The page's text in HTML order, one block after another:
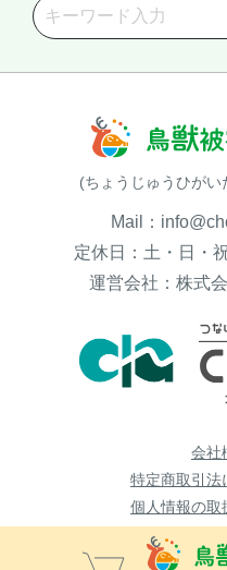
(ちょうじゅうひが
Mail：
定休日：土・日・
運営会社：株式
会社
特定商取引法
個人情報の取